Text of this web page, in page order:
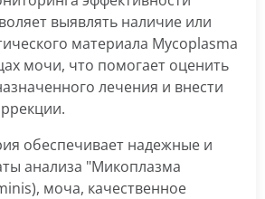
выявлять наличие или
материала Mycoplasma
мочи, что помогает оценить
лечения и внести
обеспечивает надежные и
анализа "Микоплазма
моча, качественное